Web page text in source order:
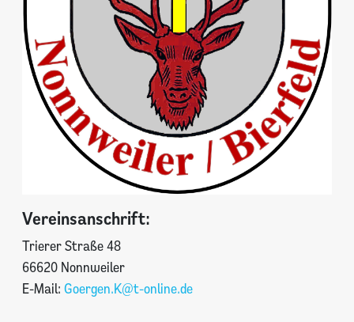
Vereinsanschrift:
Trierer Straße 48
66620 Nonnweiler
E-Mail: Goergen.K@t-online.de